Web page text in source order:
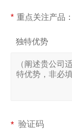
* 重点关注产品：
独特优势
*